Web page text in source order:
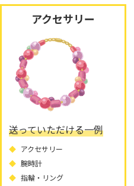
アクセサリー
送っていただける一例
アクセサリー
腕時計
指輪・リング